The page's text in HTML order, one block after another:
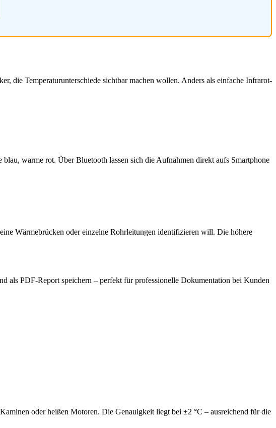
die Temperaturunterschiede sichtbar machen wollen. Anders als einfache Infrarot-
warme rot. Über Bluetooth lassen sich die Aufnahmen direkt aufs Smartphone
Wärmebrücken oder einzelne Rohrleitungen identifizieren will. Die höhere
als PDF-Report speichern – perfekt für professionelle Dokumentation bei Kunden
oder heißen Motoren. Die Genauigkeit liegt bei ±2 °C – ausreichend für die